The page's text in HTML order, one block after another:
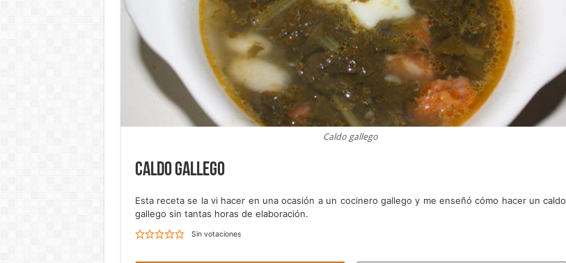
Caldo gallego
Caldo gallego
Esta receta se la vi hacer en una ocasión a un cocinero gallego y me enseñó cómo hacer un caldo
gallego sin tantas horas de elaboración.
Sin votaciones